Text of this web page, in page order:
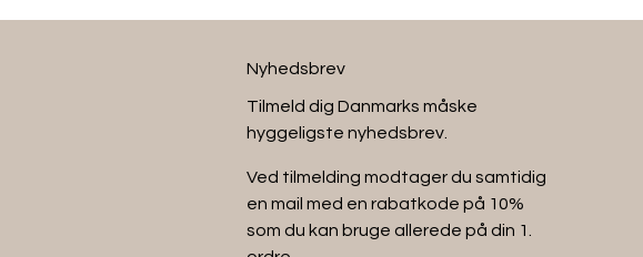
Nyhedsbrev
Tilmeld dig Danmarks måske
hyggeligste nyhedsbrev.
Ved tilmelding modtager du samtidig
en mail med en rabatkode på 10%
som du kan bruge allerede på din 1.